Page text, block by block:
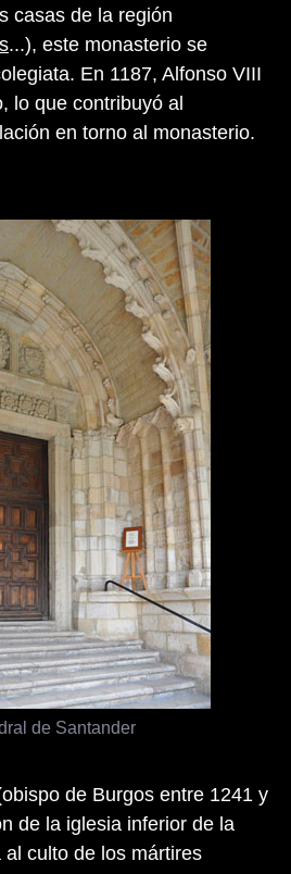
casas de la región
...), este monasterio se
En 1187, Alfonso VIII
lo que contribuyó al
en torno al monasterio.
de Burgos entre 1241 y
de la iglesia inferior de la
culto de los mártires
de Santander